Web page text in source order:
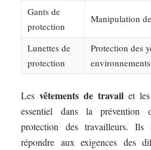
Gants de
protection
Manipulation
Lunettes de
protection
Protection des
Lesvêtements de travail et les
essentiel dans la prévention
protection des travailleurs. Ils
répondre aux exigences des